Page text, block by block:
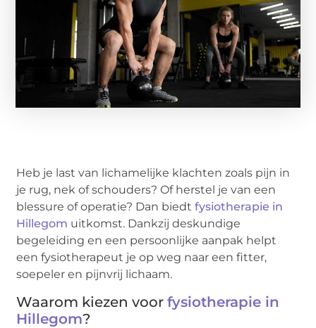
Heb je last van lichamelijke klachten zoals pijn in
je rug, nek of schouders? Of herstel je van een
blessure of operatie? Dan biedtfysiotherapie in
Hillegom uitkomst. Dankzij deskundige
begeleiding en een persoonlijke aanpak helpt
een fysiotherapeut je op weg naar een fitter,
soepeler en pijnvrij lichaam.
Waarom kiezen voorfysiotherapie in
Hillegom?